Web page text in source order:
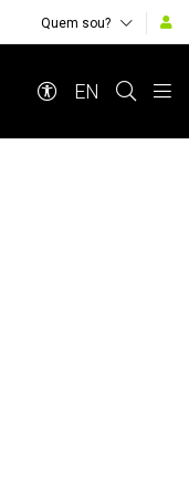
Quem sou?
EN